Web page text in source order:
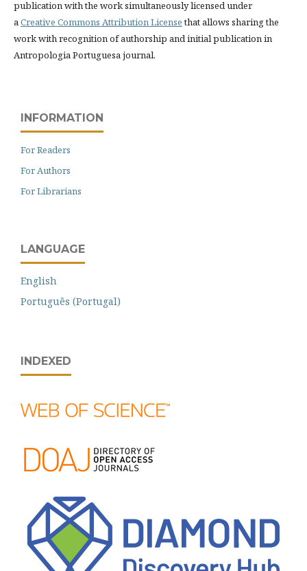
publication with the work simultaneously licensed under
aCreative Commons Attribution Licensethat allows sharing the
work with recognition of authorship and initial publication in
Antropologia Portuguesa journal.
INFORMATION
For Readers
For Authors
For Librarians
LANGUAGE
English
Português (Portugal)
INDEXED